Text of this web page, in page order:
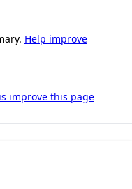
Help improve
improve this page